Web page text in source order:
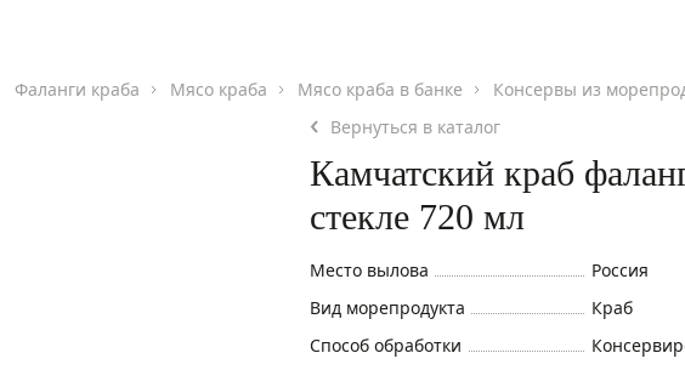
Фаланги краба Мясо краба Мясо краба в банке Консервы из
Вернуться в каталог
Камчатский краб
стекле 720 мл
Место вылова
Россия
Вид морепродукта
Краб
Способ обработки
Отправляя форму, я соглашаюсь наобработку персональных